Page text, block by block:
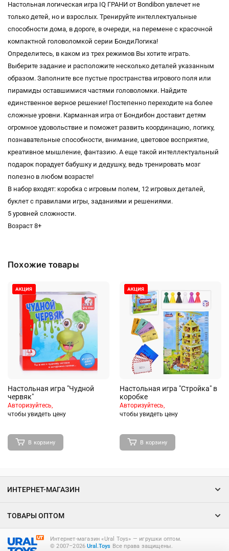
Настольная логическая игра IQ ГРАНИ от Bondibon увлечет не
только детей, но и взрослых. Тренируйте интеллектуальные
способности дома, в дороге, в очереди, на перемене с красочной
компактной головоломкой серии БондиЛогика!
Определитесь, в каком из трех режимов Вы хотите играть.
Выберите задание и расположите несколько деталей указанным
образом. Заполните все пустые пространства игрового поля или
пирамиды оставшимися частями головоломки. Найдите
единственное верное решение! Постепенно переходите на более
сложные уровни. Карманная игра от Бондибон доставит детям
огромное удовольствие и поможет развить координацию, логику,
познавательные способности, внимание, цветовое восприятие,
креативное мышление, фантазию. А еще такой интеллектуальный
подарок порадует бабушку и дедушку, ведь тренировать мозг
полезно в любом возрасте!
В набор входят: коробка с игровым полем, 12 игровых деталей,
буклет с правилами игры, заданиями и решениями.
5 уровней сложности.
Возраст 8+
Похожие товары
Настольная игра "Чудной
червяк"
Авторизуйтесь,
чтобы увидеть цену
В корзину
Настольная игра "Стройка" в
коробке
Авторизуйтесь,
чтобы увидеть цену
В корзину
Интернет-магазин «Ural Toys» ― игрушки оптом.
© 2007–2026Ural.Toys Все права защищены.
ИНТЕРНЕТ-МАГАЗИН
ТОВАРЫ ОПТОМ